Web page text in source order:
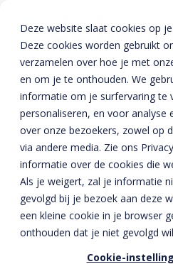
Deze website slaat cookies op
Deze cookies worden gebruikt
verzamelen over hoe je met
en om je te onthouden. We
informatie om je surfervaring te
personaliseren, en voor analyse
over onze bezoekers, zowel op
via andere media. Zie ons
informatie over de cookies die
Als je weigert, zal je informatie
gevolgd bij je bezoek aan deze
een kleine cookie in je browser
onthouden dat je niet gevolgd
Cookie-
Producten
Riolering
Bestrating
Oplossingen
BTE Groep
Onze verhalen
Over ons
Home »Producten »
Milieustenen
Permeo